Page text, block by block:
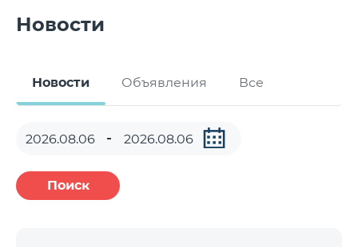
Новости
Новости Объявления Все
Поиск